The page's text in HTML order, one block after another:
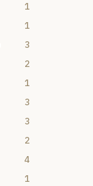
1
1
3
2
1
3
3
2
4
1